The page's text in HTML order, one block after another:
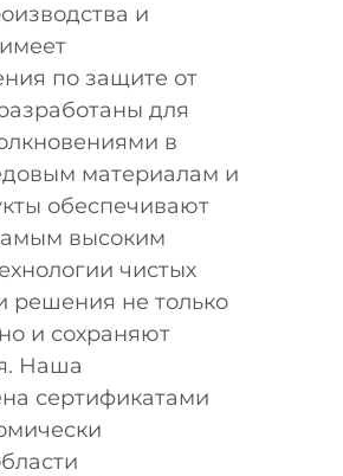
и
по защите от
для
в
материалам и
обеспечивают
высоким
чистых
решения не только
и сохраняют
Наша
сертификатами